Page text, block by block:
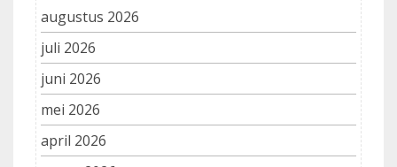
augustus 2026
juli 2026
juni 2026
mei 2026
april 2026